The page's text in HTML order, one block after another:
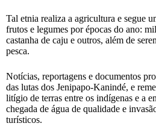
Tal etnia realiza a agricultura e segue
frutos e legumes por épocas do ano:
castanha de caju e outros, além de
pesca.
Notícias, reportagens e documentos
das lutas dos Jenipapo-Kanindé, e
litígio de terras entre os indígenas e a
chegada de água de qualidade e
turísticos.